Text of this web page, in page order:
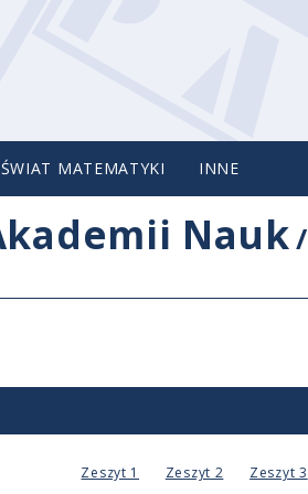
ŚWIAT MATEMATYKI INNE
Nauk/
Zeszyt 1 Zeszyt 2 Zeszyt 3